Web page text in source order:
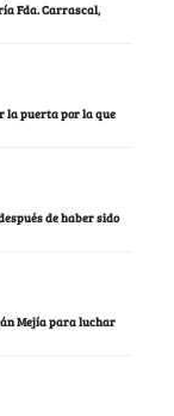
Fda. Carrascal,
la puerta por la que
de haber sido
Mejía para luchar